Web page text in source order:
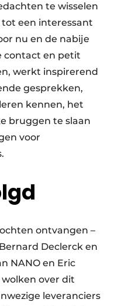
te wisselen
een interessant
nu en de nabije
contact en petit
werkt inspirerend
gesprekken,
kennen, het
bruggen te slaan
voor
ontvangen –
Declerck en
NANO en Eric
wolken over dit
leveranciers